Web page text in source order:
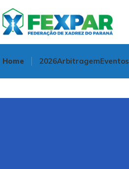
Home 2026ArbitragemEventos